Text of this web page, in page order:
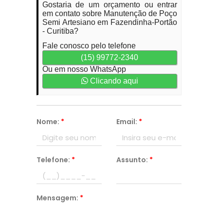
Gostaria de um orçamento ou entrar
em contato sobre Manutenção de Poço
Semi Artesiano em Fazendinha-Portão
- Curitiba?
Fale conosco pelo telefone
(15) 99772-2340
Ou em nosso WhatsApp
Clicando aqui
Nome: * Email: *
Telefone: * Assunto: *
Mensagem: *